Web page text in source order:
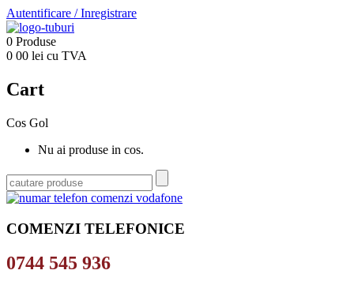
Autentificare /Inregistrare
0 Produse
0 00 lei cu TVA
Cart
Cos Gol
Nu ai produse in cos.
COMENZI TELEFONICE
0744 545 936